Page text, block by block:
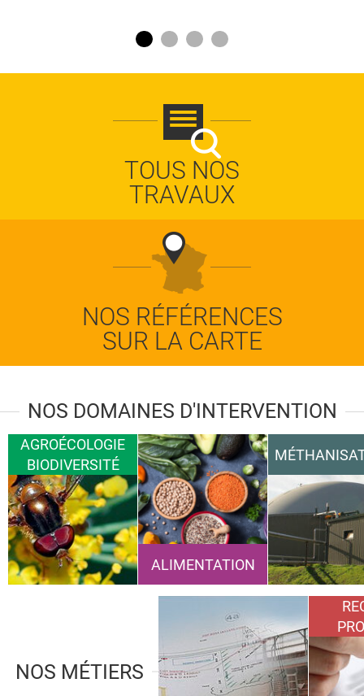
TOUS NOS
TRAVAUX
NOS RÉFÉRENCES
SUR LA CARTE
NOS DOMAINES D'INTERVENTION
AGROÉCOLOGIE
BIODIVERSITÉ
ALIMENTATION
NOS MÉTIERS